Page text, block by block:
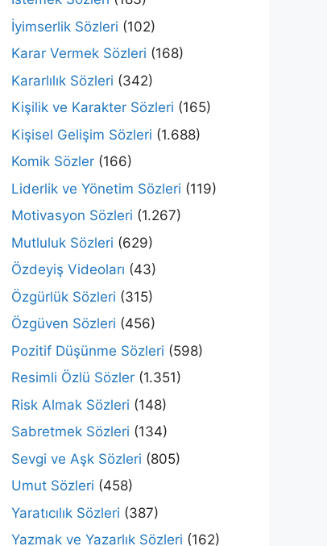
İyimserlik Sözleri (102)
Karar Vermek Sözleri (168)
Kararlılık Sözleri (342)
Kişilik ve Karakter Sözleri (165)
Kişisel Gelişim Sözleri (1.688)
Komik Sözler (166)
Liderlik ve Yönetim Sözleri (119)
Motivasyon Sözleri (1.267)
Mutluluk Sözleri (629)
Özdeyiş Videoları (43)
Özgürlük Sözleri (315)
Özgüven Sözleri (456)
Pozitif Düşünme Sözleri (598)
Resimli Özlü Sözler (1.351)
Risk Almak Sözleri (148)
Sabretmek Sözleri (134)
Sevgi ve Aşk Sözleri (805)
Umut Sözleri (458)
Yaratıcılık Sözleri (387)
Yazmak ve Yazarlık Sözleri (162)